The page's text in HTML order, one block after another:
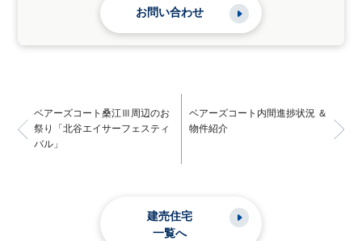
お問い合わせ
ベアーズコート桑江Ⅲ周辺のお
祭り「北谷エイサーフェスティ
バル」
ベアーズコート内間進捗状況 ＆
物件紹介
建売住宅
一覧へ